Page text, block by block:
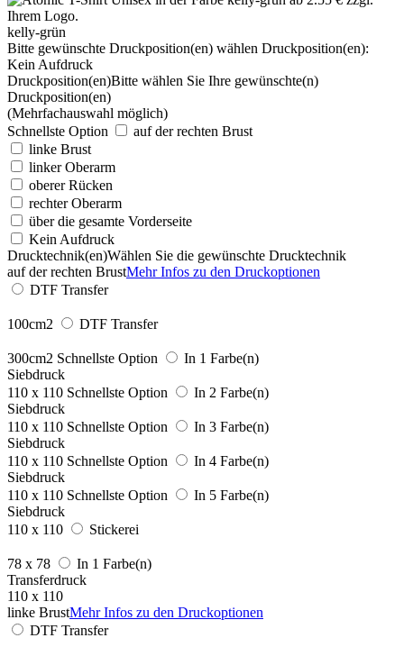
kelly-grün
Bitte gewünschte Druckposition(en) wählen Druckposition(en):
Kein Aufdruck
Druckposition(en)Bitte wählen Sie Ihre gewünschte(n)
Druckposition(en)
(Mehrfachauswahl möglich)
Schnellste Option
auf der rechten Brust
linke Brust
linker Oberarm
oberer Rücken
rechter Oberarm
über die gesamte Vorderseite
Kein Aufdruck
Drucktechnik(en)Wählen Sie die gewünschte Drucktechnik
auf der rechten BrustMehr Infos zu den Druckoptionen
DTF Transfer
100cm2 DTF Transfer
300cm2 Schnellste Option
In 1 Farbe(n)
Siebdruck
110 x 110 Schnellste Option
In 2 Farbe(n)
Siebdruck
110 x 110 Schnellste Option
In 3 Farbe(n)
Siebdruck
110 x 110 Schnellste Option
In 4 Farbe(n)
Siebdruck
110 x 110 Schnellste Option
In 5 Farbe(n)
Siebdruck
110 x 110
Stickerei
78 x 78
In 1 Farbe(n)
Transferdruck
110 x 110
linke BrustMehr Infos zu den Druckoptionen
DTF Transfer